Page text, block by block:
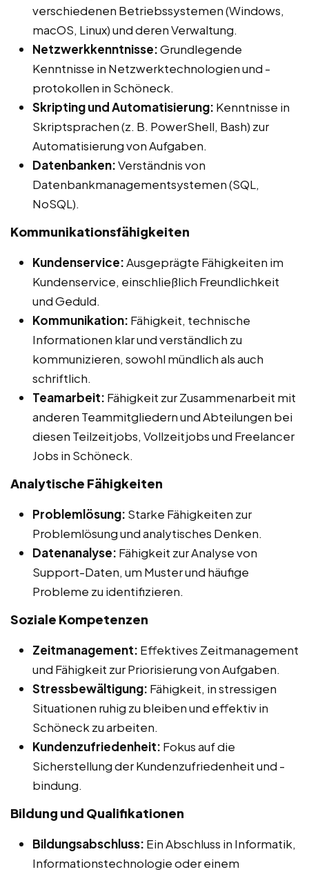
verschiedenen Betriebssystemen (Windows,
macOS, Linux) und deren Verwaltung.
Netzwerkkenntnisse:Grundlegende
Kenntnisse in Netzwerktechnologien und -
protokollen in Schöneck.
Skripting und Automatisierung: Kenntnisse in
Skriptsprachen (z. B. PowerShell, Bash) zur
Automatisierung von Aufgaben.
Datenbanken:Verständnis von
Datenbankmanagementsystemen (SQL,
NoSQL).
Kommunikationsfähigkeiten
Kundenservice:Ausgeprägte Fähigkeiten im
Kundenservice, einschließlich Freundlichkeit
und Geduld.
Kommunikation: Fähigkeit, technische
Informationen klar und verständlich zu
kommunizieren, sowohl mündlich als auch
schriftlich.
Teamarbeit: Fähigkeit zur Zusammenarbeit mit
anderen Teammitgliedern und Abteilungen bei
diesen Teilzeitjobs, Vollzeitjobs und Freelancer
Jobs in Schöneck.
Analytische Fähigkeiten
Problemlösung: Starke Fähigkeiten zur
Problemlösung und analytisches Denken.
Datenanalyse: Fähigkeit zur Analyse von
Support-Daten, um Muster und häufige
Probleme zu identifizieren.
Soziale Kompetenzen
Zeitmanagement: Effektives Zeitmanagement
und Fähigkeit zur Priorisierung von Aufgaben.
Stressbewältigung: Fähigkeit, in stressigen
Situationen ruhig zu bleiben und effektiv in
Schöneck zu arbeiten.
Kundenzufriedenheit: Fokus auf die
Sicherstellung der Kundenzufriedenheit und -
bindung.
Bildung und Qualifikationen
Bildungsabschluss: Ein Abschluss in Informatik,
Informationstechnologie oder einem